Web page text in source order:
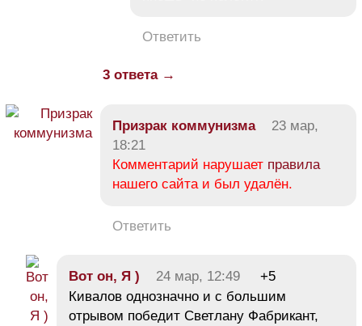
Ответить
3 ответа →
Призрак коммунизма
23 мар,
18:21
Комментарий нарушает правила
нашего сайта и был удалён.
Ответить
Вот он, Я ) 24 мар, 12:49
+5
Кивалов однозначно и с большим
отрывом победит Светлану Фабрикант,